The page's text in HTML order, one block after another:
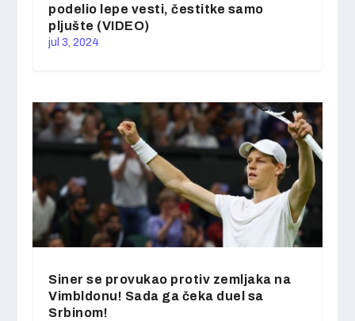
podelio lepe vesti, čestitke samo
pljušte (VIDEO)
jul 3, 2024
Siner se provukao protiv zemljaka na
Vimbldonu! Sada ga čeka duel sa
Srbinom!